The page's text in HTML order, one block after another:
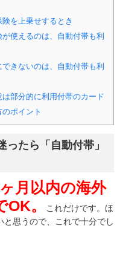
を上乗せするとき
使えるのは、自動付帯も利
きないのは、自動付帯も利
部分的に利用付帯のカード
ポイント
ったら「自動付帯」
月以内の海外
。
これだけです。ほ
思うので、これで十分でし